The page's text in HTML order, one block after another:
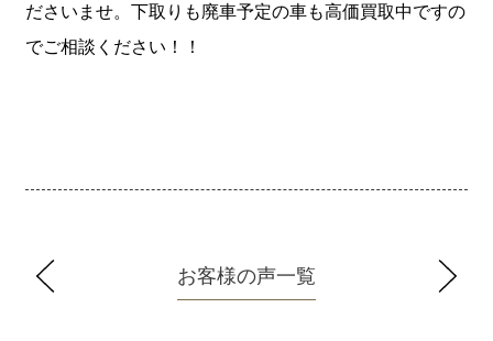
ださいませ。下取りも廃車予定の車も高価買取中ですの
でご相談ください！！
お客様の声一覧